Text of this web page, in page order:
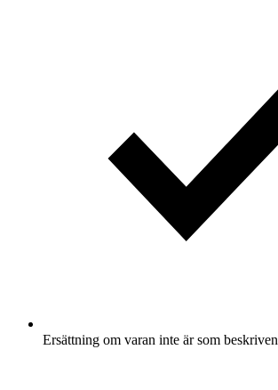
Ersättning om varan inte är som beskriven